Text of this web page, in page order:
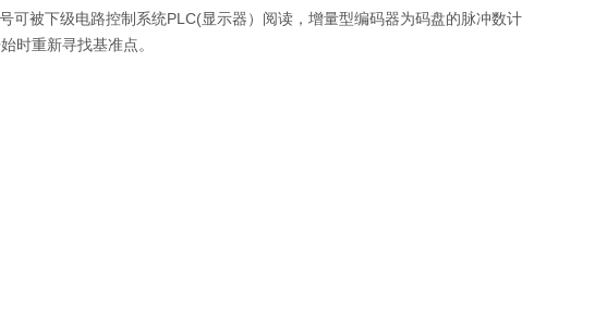
可被下级电路控制系统PLC(显示器）阅读，增量型编码器为码盘的脉冲数计
时重新寻找基准点。